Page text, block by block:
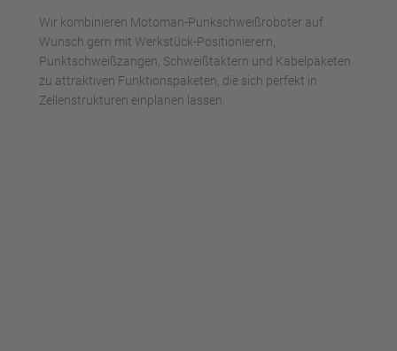
powered byUsercentrics Consent
Management Platform
Wir kombinieren Motoman-Punkschweißroboter auf
Wunsch gern mit Werkstück-Positionierern,
Punktschweißzangen, Schweißtaktern und Kabelpaketen
zu attraktiven Funktionspaketen, die sich perfekt in
Zellenstrukturen einplanen lassen.